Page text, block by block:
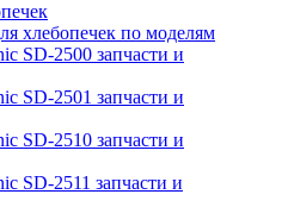
хлебопечек по моделям
SD-2500 запчасти и
SD-2501 запчасти и
SD-2510 запчасти и
SD-2511 запчасти и